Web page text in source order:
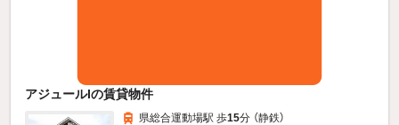
アジュールIの賃貸物件
県総合運動場駅 歩15分 （静鉄）